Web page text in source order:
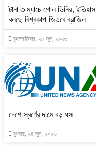
টানা ৩ ম্যাচে গোল ভিনির, ইতিহাস
বলছে বিশ্বকাপ জিতবে ব্রাজিল
বৃহস্পতিবার, ২৫ জুন, ২০২৬
দেশে স্বর্ণের দামে বড় ধস
বুধবার, ২৪ জুন, ২০২৬